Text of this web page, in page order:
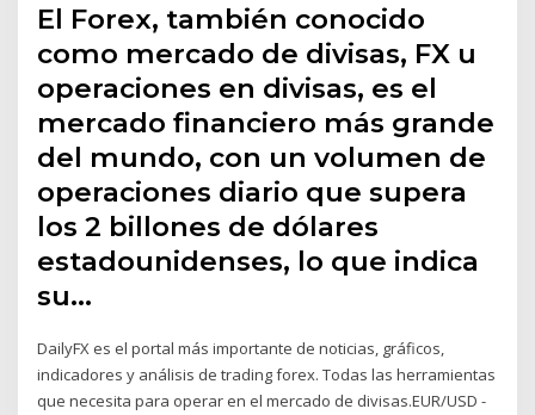
El Forex, también conocido
como mercado de divisas, FX u
operaciones en divisas, es el
mercado financiero más grande
del mundo, con un volumen de
operaciones diario que supera
los 2 billones de dólares
estadounidenses, lo que indica
su…
DailyFX es el portal más importante de noticias, gráficos,
indicadores y análisis de trading forex. Todas las herramientas
que necesita para operar en el mercado de divisas.EUR/USD -